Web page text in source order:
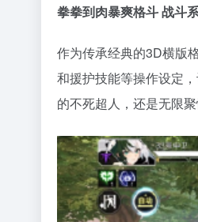
拳拳到肉暴爽格斗 战斗
作为传承经典的3D横版
和援护技能等操作设定
的不死超人，还是无限